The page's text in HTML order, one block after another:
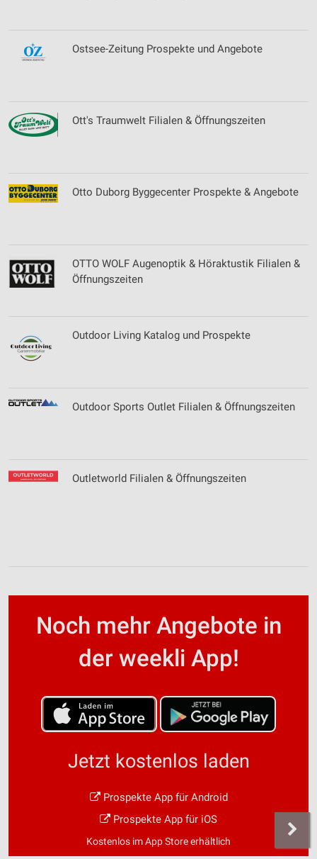
Ostsee-Zeitung Prospekte und Angebote
Ott's Traumwelt Filialen & Öffnungszeiten
Otto Duborg Byggecenter Prospekte & Angebote
OTTO WOLF Augenoptik & Höraktustik Filialen &
Öffnungszeiten
Outdoor Living Katalog und Prospekte
Outdoor Sports Outlet Filialen & Öffnungszeiten
Outletworld Filialen & Öffnungszeiten
Noch mehr Angebote in
der weekli App!
Jetzt kostenlos laden
Prospekte App für Android
Prospekte App für iOS
Kostenlos im App Store erhältlich